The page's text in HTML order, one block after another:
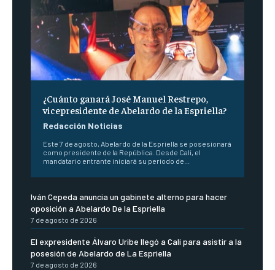
¿Cuánto ganará José Manuel Restrepo,
vicepresidente de Abelardo de la Espriella?
Redacción Noticias
Este 7 de agosto, Abelardo de la Espriella se posesionará
como presidente de la República. Desde Cali, el
mandatario entrante iniciará su periodo de...
Iván Cepeda anuncia un gabinete alterno para hacer
oposición a Abelardo De la Espriella
7 de agosto de 2026
El expresidente Álvaro Uribe llegó a Cali para asistir a la
posesión de Abelardo de La Espriella
7 de agosto de 2026